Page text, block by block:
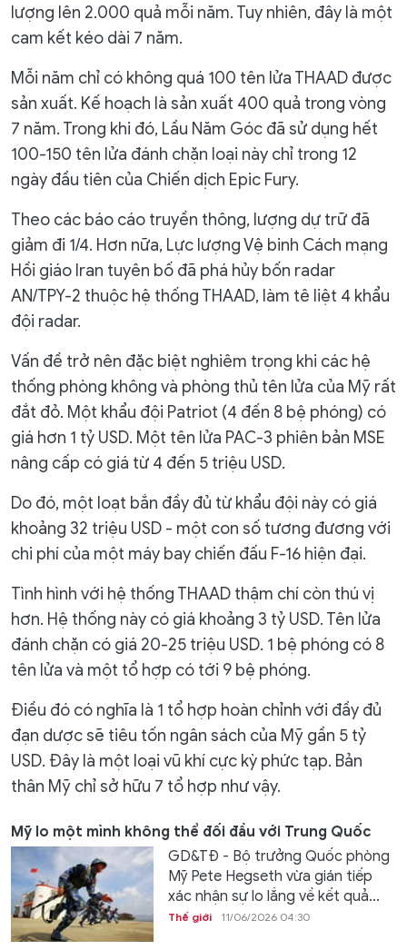
lượng lên 2.000 quả mỗi năm. Tuy nhiên, đây là một
cam kết kéo dài 7 năm.
Mỗi năm chỉ có không quá 100 tên lửa THAAD được
sản xuất. Kế hoạch là sản xuất 400 quả trong vòng
7 năm. Trong khi đó, Lầu Năm Góc đã sử dụng hết
100-150 tên lửa đánh chặn loại này chỉ trong 12
ngày đầu tiên của Chiến dịch Epic Fury.
Theo các báo cáo truyền thông, lượng dự trữ đã
giảm đi 1/4. Hơn nữa, Lực lượng Vệ binh Cách mạng
Hồi giáo Iran tuyên bố đã phá hủy bốn radar
AN/TPY-2 thuộc hệ thống THAAD, làm tê liệt 4 khẩu
đội radar.
Vấn đề trở nên đặc biệt nghiêm trọng khi các hệ
thống phòng không và phòng thủ tên lửa của Mỹ rất
đắt đỏ. Một khẩu đội Patriot (4 đến 8 bệ phóng) có
giá hơn 1 tỷ USD. Một tên lửa PAC-3 phiên bản MSE
nâng cấp có giá từ 4 đến 5 triệu USD.
Do đó, một loạt bắn đầy đủ từ khẩu đội này có giá
khoảng 32 triệu USD - một con số tương đương với
chi phí của một máy bay chiến đấu F-16 hiện đại.
Tình hình với hệ thống THAAD thậm chí còn thú vị
hơn. Hệ thống này có giá khoảng 3 tỷ USD. Tên lửa
đánh chặn có giá 20-25 triệu USD. 1 bệ phóng có 8
tên lửa và một tổ hợp có tới 9 bệ phóng.
​Điều đó có nghĩa là 1 tổ hợp hoàn chỉnh với đầy đủ
đạn dược sẽ tiêu tốn ngân sách của Mỹ gần 5 tỷ
USD. Đây là một loại vũ khí cực kỳ phức tạp. Bản
thân Mỹ chỉ sở hữu 7 tổ hợp như vậy.
Mỹ lo một mình không thể đối đầu với Trung Quốc
GD&TĐ - Bộ trưởng Quốc phòng
Mỹ Pete Hegseth vừa gián tiếp
xác nhận sự lo lắng về kết quả...
Thế giới 11/06/2026 04:30